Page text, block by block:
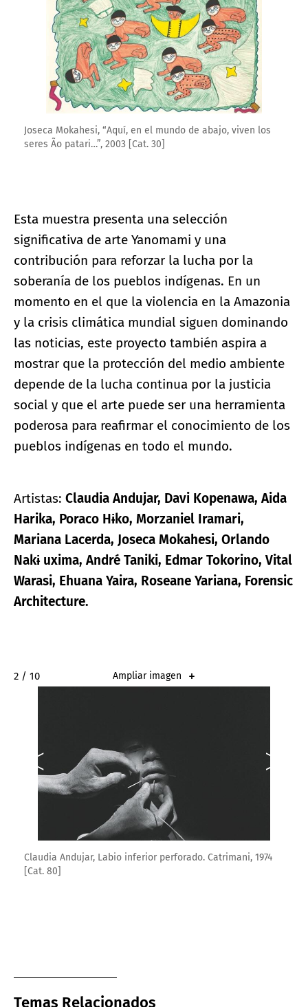
Joseca Mokahesi, “Aquí, en el mundo de abajo, viven los
seres Ão patari…”, 2003 [Cat. 30]
Esta muestra presenta una selección
significativa de arte Yanomami y una
contribución para reforzar la lucha por la
soberanía de los pueblos indígenas. En un
momento en el que la violencia en la Amazonia
y la crisis climática mundial siguen dominando
las noticias, este proyecto también aspira a
mostrar que la protección del medio ambiente
depende de la lucha continua por la justicia
social y que el arte puede ser una herramienta
poderosa para reafirmar el conocimiento de los
pueblos indígenas en todo el mundo.
Artistas: Claudia Andujar, Davi Kopenawa, Aida
Harika, Poraco Hɨko, Morzaniel Iramari,
Mariana Lacerda, Joseca Mokahesi, Orlando
Nakɨ uxima, André Taniki, Edmar Tokorino, Vital
Warasi, Ehuana Yaira, Roseane Yariana, Forensic
Architecture.
2 / 10 Ampliar imagen
Claudia Andujar, Labio inferior perforado. Catrimani, 1974
[Cat. 80]
Temas Relacionados